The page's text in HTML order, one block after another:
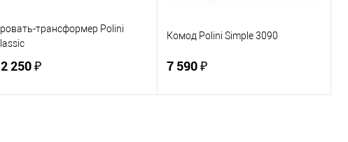
трансформер Polini
250 ₽
Комод Polini Simple 3090
7 590 ₽